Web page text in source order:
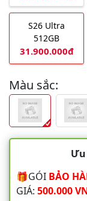
S26 Ultra
512GB
31.900.000đ
Màu sắc:
🎁GÓI BẢO
GIÁ: 500.000